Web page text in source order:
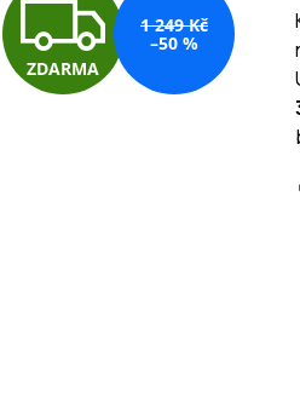
Z
D
ZDARMA
1 249 Kč
–50 %